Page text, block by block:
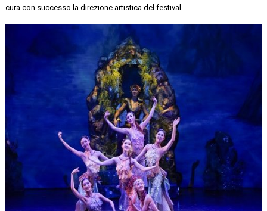
cura con successo la direzione artistica del festival.